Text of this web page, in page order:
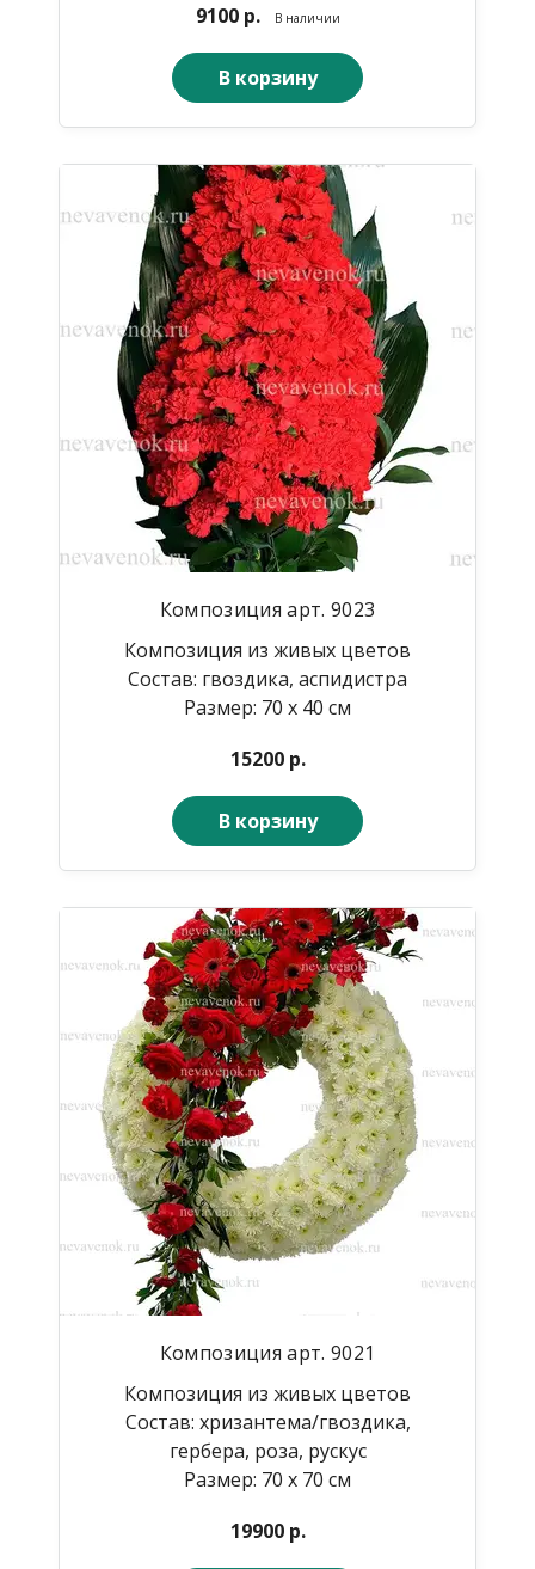
9100 р.
В наличии
В корзину
Композиция арт. 9023
Композиция из живых цветов
Состав: гвоздика, аспидистра
Размер: 70 х 40 см
15200 р.
В корзину
Композиция арт. 9021
Композиция из живых цветов
Состав: хризантема/гвоздика,
гербера, роза, рускус
Размер: 70 х 70 см
19900 р.